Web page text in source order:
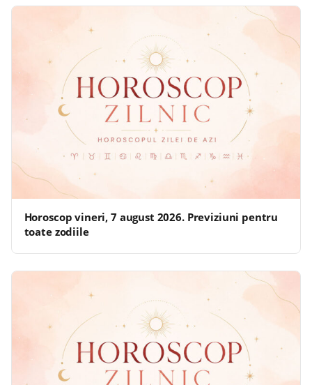
Horoscop vineri, 7 august 2026. Previziuni pentru
toate zodiile